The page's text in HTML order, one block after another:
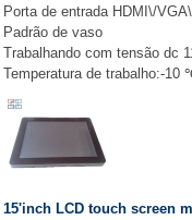
Porta de entrada HDMI\/
Padrão de vaso
Trabalhando com tensão dc
Temperatura de trabalho:-
15'inch LCD touch screen